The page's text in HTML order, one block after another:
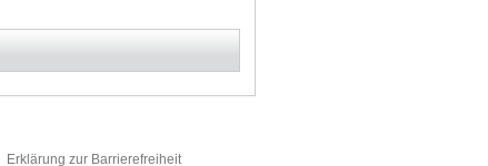
Erklärung zur Barrierefreiheit